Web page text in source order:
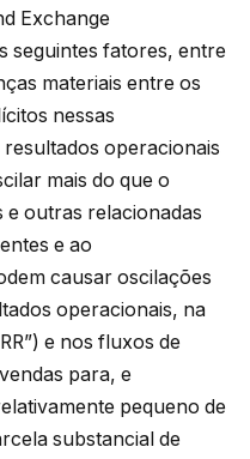
Exchange
seguintes fatores, entre
materiais entre os
nessas
operacionais
mais do que o
e outras relacionadas
e ao
causar oscilações
operacionais, na
e nos fluxos de
para, e
pequeno de
substancial de